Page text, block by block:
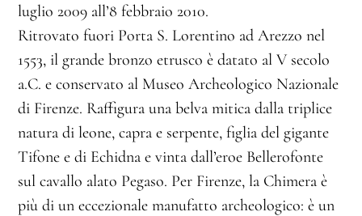
luglio 2009 all’8 febbraio 2010.
Ritrovato fuori Porta S. Lorentino ad Arezzo nel
1553, il grande bronzo etrusco è datato al V secolo
a.C. e conservato al Museo Archeologico Nazionale
di Firenze. Raffigura una belva mitica dalla triplice
natura di leone, capra e serpente, figlia del gigante
Tifone e di Echidna e vinta dall’eroe Bellerofonte
sul cavallo alato Pegaso. Per Firenze, la Chimera è
più di un eccezionale manufatto archeologico: è un